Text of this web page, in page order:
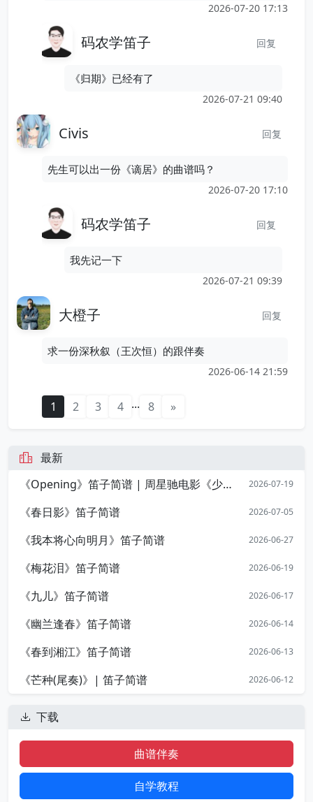
2026-07-20 17:13
码农学笛子 回复
《归期》已经有了
2026-07-21 09:40
Civis 回复
先生可以出一份《谪居》的曲谱吗？
2026-07-20 17:10
码农学笛子 回复
我先记一下
2026-07-21 09:39
大橙子 回复
求一份深秋叙（王次恒）的跟伴奏
2026-06-14 21:59
1 2 3 4 ... 8 »
最新
《Opening》笛子简谱 | 周星驰电影《少林足球》开篇序曲
2026-07-19
《春日影》笛子简谱 2026-07-05
《我本将心向明月》笛子简谱 2026-06-27
《梅花泪》笛子简谱 2026-06-19
《九儿》笛子简谱 2026-06-17
《幽兰逢春》笛子简谱 2026-06-14
《春到湘江》笛子简谱 2026-06-13
《芒种(尾奏)》| 笛子简谱 2026-06-12
下载
曲谱伴奏
自学教程